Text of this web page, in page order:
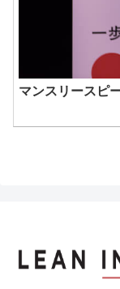
マンスリースピ